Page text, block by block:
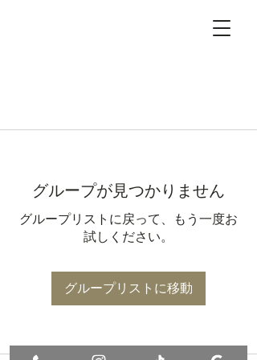
グループが見つかりません
グループリストに戻って、もう一度お
試しください。
グループリストに移動